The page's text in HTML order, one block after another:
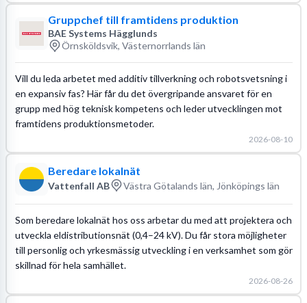
Gruppchef till framtidens produktion
BAE Systems Hägglunds
Örnsköldsvik, Västernorrlands län
Vill du leda arbetet med additiv tillverkning och robotsvetsning i
en expansiv fas? Här får du det övergripande ansvaret för en
grupp med hög teknisk kompetens och leder utvecklingen mot
framtidens produktionsmetoder.
2026-08-10
Beredare lokalnät
Vattenfall AB Västra Götalands län, Jönköpings län
Som beredare lokalnät hos oss arbetar du med att projektera och
utveckla eldistributionsnät (0,4–24 kV). Du får stora möjligheter
till personlig och yrkesmässig utveckling i en verksamhet som gör
skillnad för hela samhället.
2026-08-26